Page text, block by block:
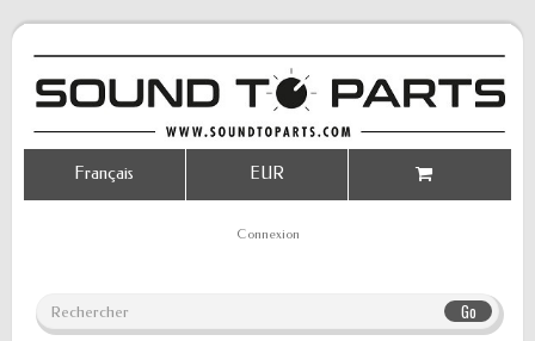
Go
Connexion
EUR
Français